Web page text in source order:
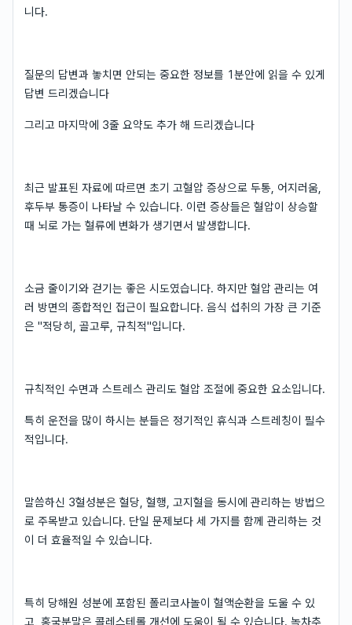
니다.
질문의 답변과 놓치면 안되는 중요한 정보를 1분안에 읽을 수 있게
답변 드리겠습니다
그리고 마지막에 3줄 요약도 추가 해 드리겠습니다
최근 발표된 자료에 따르면 초기 고혈압 증상으로 두통, 어지러움,
후두부 통증이 나타날 수 있습니다. 이런 증상들은 혈압이 상승할
때 뇌로 가는 혈류에 변화가 생기면서 발생합니다.
소금 줄이기와 걷기는 좋은 시도였습니다. 하지만 혈압 관리는 여
러 방면의 종합적인 접근이 필요합니다. 음식 섭취의 가장 큰 기준
은 "적당히, 골고루, 규칙적"입니다.
규칙적인 수면과 스트레스 관리도 혈압 조절에 중요한 요소입니다.
특히 운전을 많이 하시는 분들은 정기적인 휴식과 스트레칭이 필수
적입니다.
말씀하신 3혈성분은 혈당, 혈행, 고지혈을 동시에 관리하는 방법으
로 주목받고 있습니다. 단일 문제보다 세 가지를 함께 관리하는 것
이 더 효율적일 수 있습니다.
특히 당해원 성분에 포함된 폴리코사놀이 혈액순환을 도울 수 있
고, 홍국분말은 콜레스테롤 개선에 도움이 될 수 있습니다. 녹차추